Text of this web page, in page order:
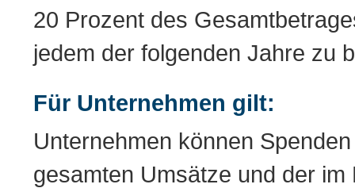
20 Prozent des
jedem der folgenden Jahre zu
Für Unternehmen gilt:
Unternehmen können
gesamten Umsätze und der